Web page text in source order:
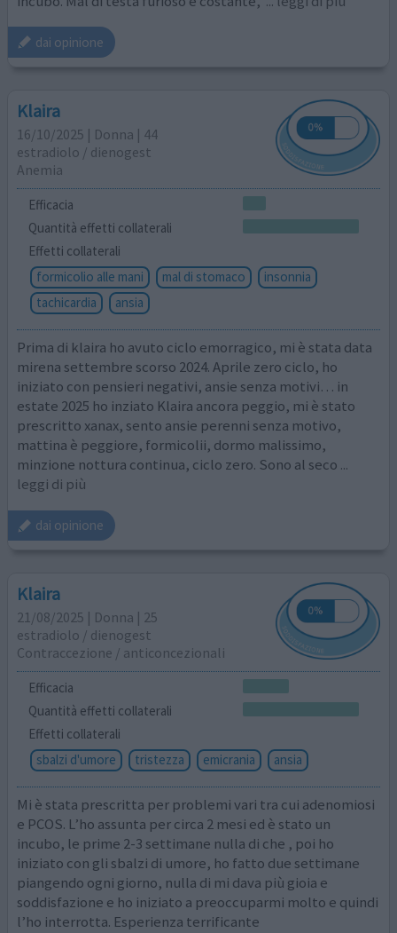
dai opinione
Klaira
16/10/2025 | Donna | 44
estradiolo / dienogest
Anemia
Efficacia
Quantità effetti collaterali
Effetti collaterali
formicolio alle mani
mal di stomaco
insonnia
tachicardia
ansia
Prima di klaira ho avuto ciclo emorragico, mi è stata data
mirena settembre scorso 2024. Aprile zero ciclo, ho
iniziato con pensieri negativi, ansie senza motivi… in
estate 2025 ho inziato Klaira ancora peggio, mi è stato
prescritto xanax, sento ansie perenni senza motivo,
mattina è peggiore, formicolii, dormo malissimo,
minzione nottura continua, ciclo zero. Sono al seco ...
leggi di più
dai opinione
Klaira
21/08/2025 | Donna | 25
estradiolo / dienogest
Contraccezione / anticoncezionali
Efficacia
Quantità effetti collaterali
Effetti collaterali
sbalzi d'umore
tristezza emicrania ansia
Mi è stata prescritta per problemi vari tra cui adenomiosi
e PCOS. L’ho assunta per circa 2 mesi ed è stato un
incubo, le prime 2-3 settimane nulla di che , poi ho
iniziato con gli sbalzi di umore, ho fatto due settimane
piangendo ogni giorno, nulla di mi dava più gioia e
soddisfazione e ho iniziato a preoccuparmi molto e quindi
l’ho interrotta. Esperienza terrificante